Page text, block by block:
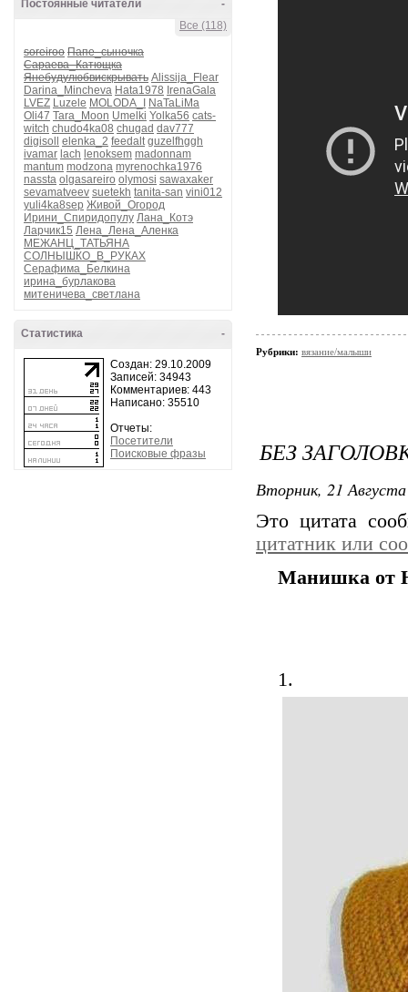
-
Постоянные читатели
Все (118)
soreiroo Папе_сыночка
Сараева_Катющка
Янебудулюбвискрывать Alissija_Flear
Darina_Mincheva Hata1978 IrenaGala
LVEZ Luzele MOLODA_I
NaTaLiMa
Oli47 Tara_Moon Umelki Yolka56 cats-
witch chudo4ka08 chugad dav777
digisoll
elenka_2 feedalt guzelfhggh
ivamar lach lenoksem madonnam
mantum modzona myrenochka1976
nassta olgasareiro olymosi sawaxaker
sevamatveev suetekh tanita-san vini012
yuli4ka8sep Живой_Огород
Ирини_Спиридопулу Лана_Котэ
Ларчик15 Лена_Лена_Аленка
МЕЖАНЦ_ТАТЬЯНА
СОЛНЫШКО_В_РУКАХ
Серафима_Белкина
ирина_бурлакова
митеничева_светлана
-
Статистика
Создан: 29.10.2009
Записей: 34943
Комментариев: 443
Написано: 35510
Отчеты:
Посетители
Поисковые фразы
Рубрики: вязание/малыши
БЕЗ
Вторник, 21
Это цитата
цитатник или
Манишка от
1.